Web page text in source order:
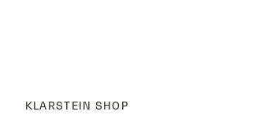
KLARSTEIN SHOP